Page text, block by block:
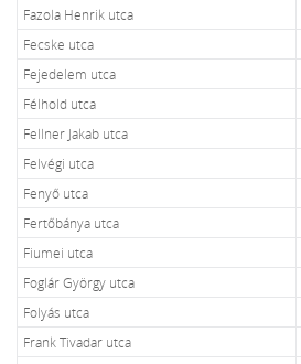
Fazola Henrik utca
Fecske utca
Fejedelem utca
Félhold utca
Fellner Jakab utca
Felvégi utca
Fenyő utca
Fertőbánya utca
Fiumei utca
Foglár György utca
Folyás utca
Frank Tivadar utca